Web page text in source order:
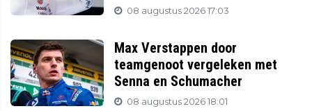
08 augustus 2026 17:03
Max Verstappen door
teamgenoot vergeleken met
Senna en Schumacher
08 augustus 2026 18:01